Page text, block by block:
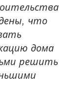
что
дома
решить